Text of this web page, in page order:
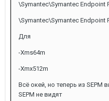
\Symantec\Symantec Endpoint
\Symantec\Symantec
Для
-Xms64m
-Xmx512m
Всё окей, но теперь из SEPM
SEPM не видят